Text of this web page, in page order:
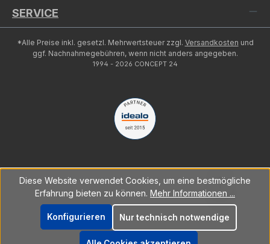
SERVICE
*Alle Preise inkl. gesetzl. Mehrwertsteuer zzgl. Versandkosten und
ggf. Nachnahmegebühren, wenn nicht anders angegeben.
1994 - 2026 CONCEPT 24
Diese Website verwendet Cookies, um eine bestmögliche
Erfahrung bieten zu können. Mehr Informationen ...
Nur technisch notwendige
Konfigurieren